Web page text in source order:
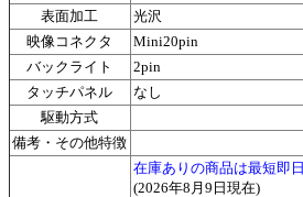
表面加工
光沢
映像コネクタ
Mini20pin
バックライト
2pin
タッチパネル
なし
駆動方式
備考・その他特徴
在庫ありの商品は最短即
(2026年8月9日現在)